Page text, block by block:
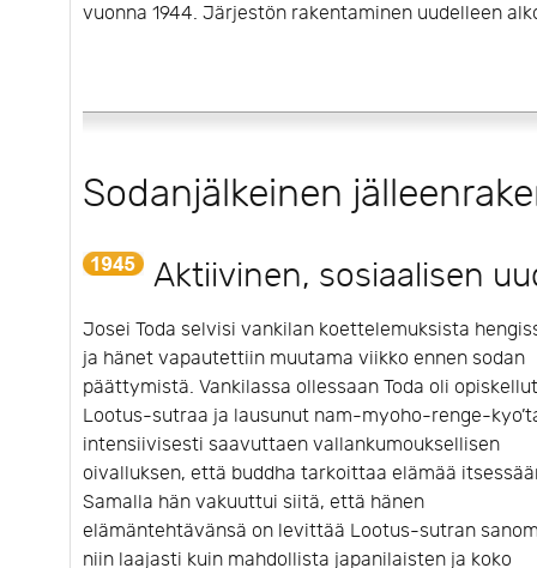
vuonna 1944. Järjestön rakentaminen uudelleen
Sodanjälkeinen
Aktiivinen, sosiaalisen
Josei Toda selvisi vankilan koettelemuksista
ja hänet vapautettiin muutama viikko ennen sodan
päättymistä. Vankilassa ollessaan Toda oli opiskellut
Lootus-sutraa ja lausunut nam-myoho-renge-
intensiivisesti saavuttaen vallankumouksellisen
oivalluksen, että buddha tarkoittaa elämää
Samalla hän vakuuttui siitä, että hänen
elämäntehtävänsä on levittää Lootus-sutran
niin laajasti kuin mahdollista japanilaisten ja koko